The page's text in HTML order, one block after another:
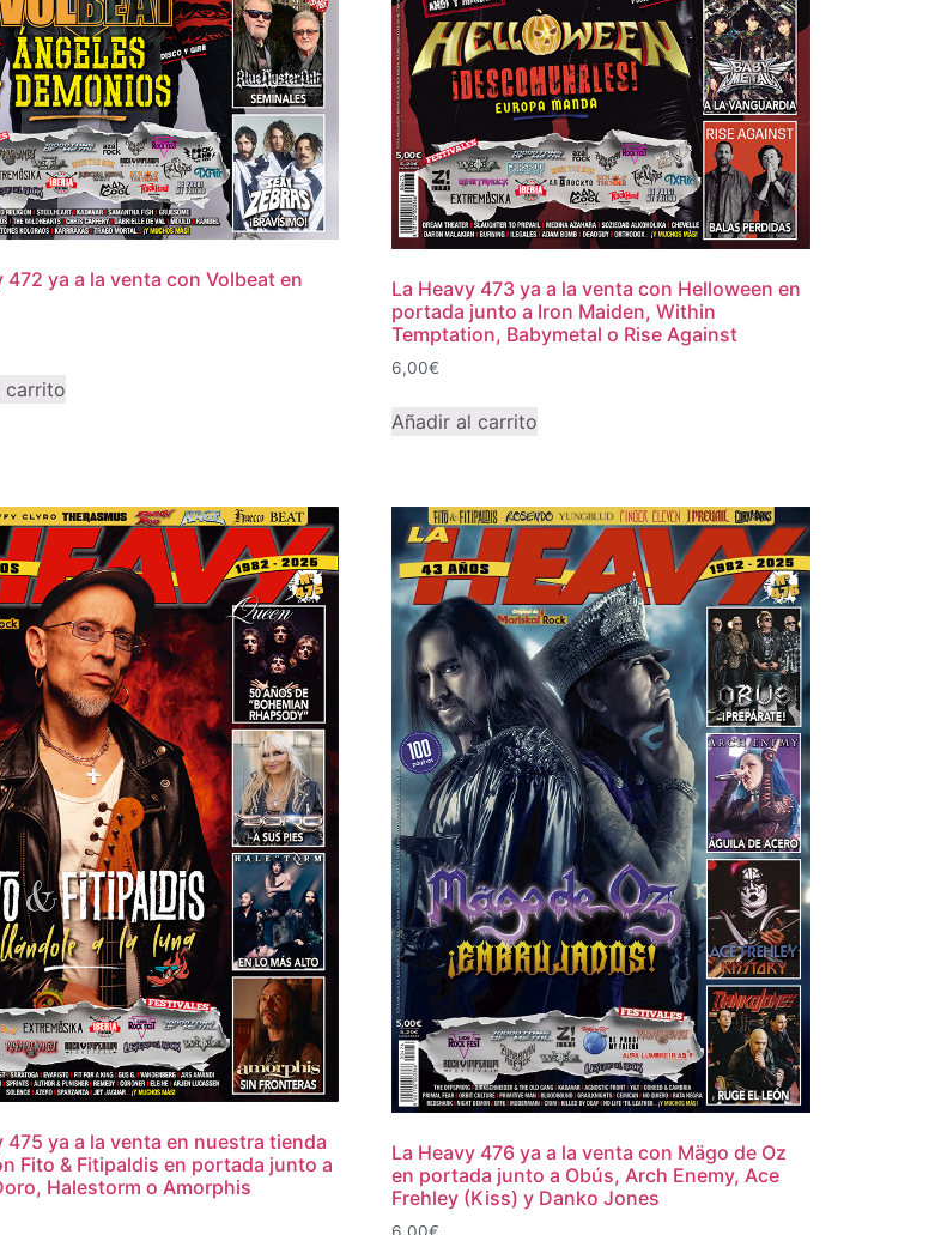
472 ya a la venta con Volbeat en
carrito
La Heavy 473 ya a la venta con Helloween en
portada junto a Iron Maiden, Within
Temptation, Babymetal o Rise Against
6,00€
Añadir al carrito
475 ya a la venta en nuestra tienda
Fito & Fitipaldis en portada junto a
Halestorm o Amorphis
La Heavy 476 ya a la venta con Mägo de Oz
en portada junto a Obús, Arch Enemy, Ace
Frehley (Kiss) y Danko Jones